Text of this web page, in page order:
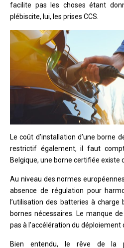
facilite pas les choses étant
plébiscite, lui, les prises CCS.
Le coût d’installation d’une borne
restrictif également, il faut
Belgique, une borne certifiée existe
Au niveau des normes
absence de régulation pour
l’utilisation des batteries à charge
bornes nécessaires. Le manque
pas à l’accélération du déploiement
Bien entendu, le rêve de la